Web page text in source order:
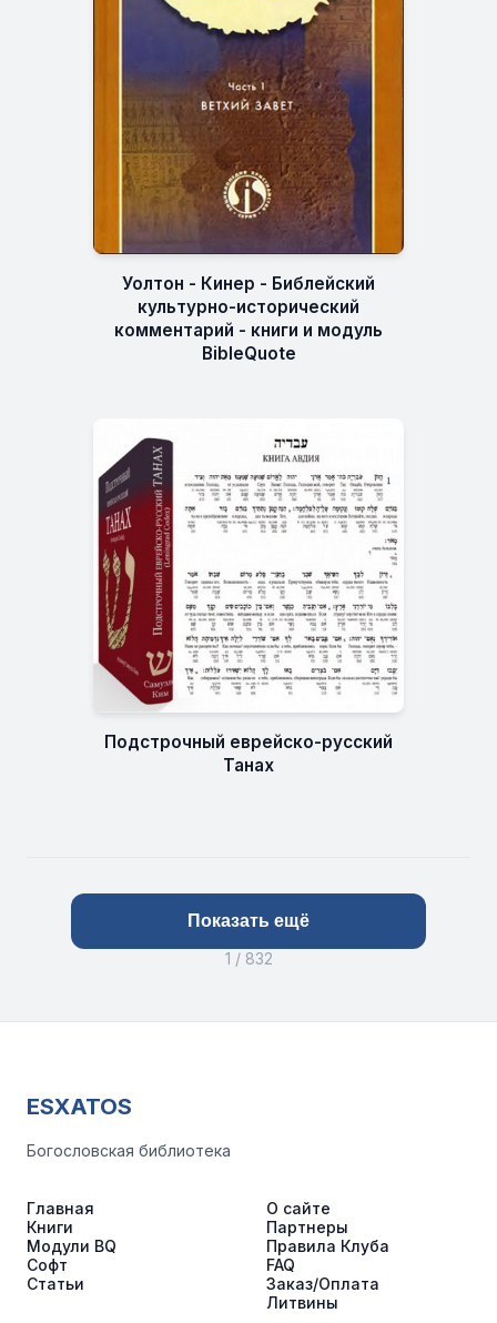
Уолтон - Кинер - Библейский
культурно-исторический
комментарий - книги и модуль
BibleQuote
Подстрочный еврейско-русский
Танах
Показать ещё
1 / 832
ESXATOS
Богословская библиотека
Главная
Книги
Модули BQ
Софт
Статьи
О сайте
Партнеры
Правила Клуба
FAQ
Заказ/Оплата
Литвины